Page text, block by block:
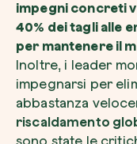
impegni concreti
40% dei tagli alle
per mantenere il
Inoltre, i leader
impegnarsi per
abbastanza
riscaldamento
sono state le